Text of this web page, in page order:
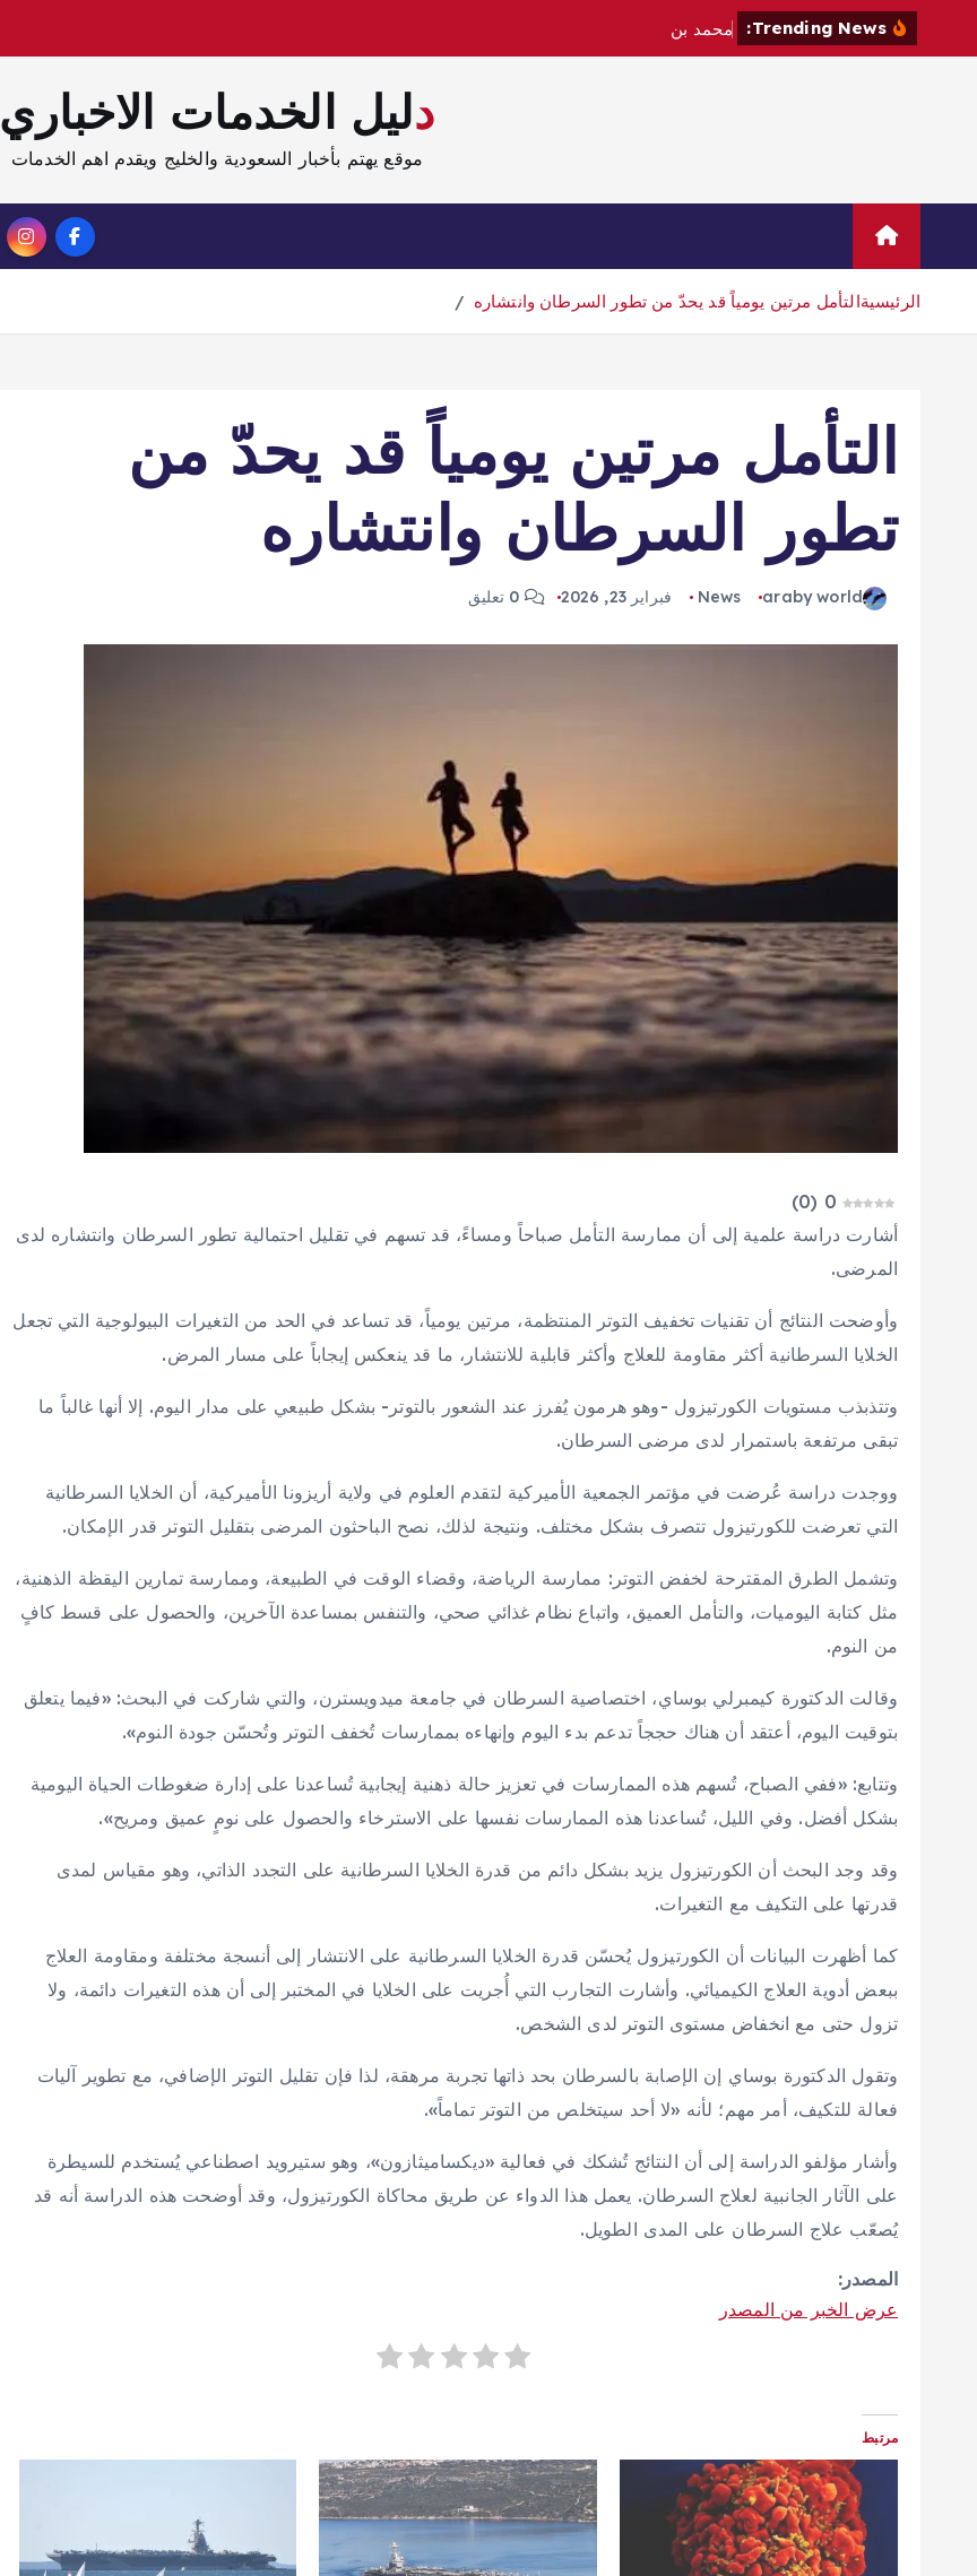
محمد بن
دليل الخدمات الاخباري
موقع يهتم بأخبار السعودية والخليج ويقدم اهم الخدمات
الرئيسيةالتأمل مرتين يومياً قد يحدّ من تطور السرطان وانتشاره
التأمل مرتين يومياً قد يحدّ من
تطور السرطان وانتشاره
araby world
News فبراير 23, 2026
0
(
0
)
أشارت دراسة علمية إلى أن ممارسة التأمل صباحاً ومساءً، قد تسهم في تقليل احتمالية تطور السرطان وانتشاره لدى
المرضى.
وأوضحت النتائج أن تقنيات تخفيف التوتر المنتظمة، مرتين يومياً، قد تساعد في الحد من التغيرات البيولوجية التي تجعل
الخلايا السرطانية أكثر مقاومة للعلاج وأكثر قابلية للانتشار، ما قد ينعكس إيجاباً على مسار المرض.
وتتذبذب مستويات الكورتيزول -وهو هرمون يُفرز عند الشعور بالتوتر- بشكل طبيعي على مدار اليوم. إلا أنها غالباً ما
تبقى مرتفعة باستمرار لدى مرضى السرطان.
ووجدت دراسة عُرضت في مؤتمر الجمعية الأميركية لتقدم العلوم في ولاية أريزونا الأميركية، أن الخلايا السرطانية
التي تعرضت للكورتيزول تتصرف بشكل مختلف. ونتيجة لذلك، نصح الباحثون المرضى بتقليل التوتر قدر الإمكان.
وتشمل الطرق المقترحة لخفض التوتر: ممارسة الرياضة، وقضاء الوقت في الطبيعة، وممارسة تمارين اليقظة الذهنية،
مثل كتابة اليوميات، والتأمل العميق، واتباع نظام غذائي صحي، والتنفس بمساعدة الآخرين، والحصول على قسط كافٍ
من النوم.
وقالت الدكتورة كيمبرلي بوساي، اختصاصية السرطان في جامعة ميدويسترن، والتي شاركت في البحث: «فيما يتعلق
بتوقيت اليوم، أعتقد أن هناك حججاً تدعم بدء اليوم وإنهاءه بممارسات تُخفف التوتر وتُحسّن جودة النوم».
وتتابع: «ففي الصباح، تُسهم هذه الممارسات في تعزيز حالة ذهنية إيجابية تُساعدنا على إدارة ضغوطات الحياة اليومية
بشكل أفضل. وفي الليل، تُساعدنا هذه الممارسات نفسها على الاسترخاء والحصول على نومٍ عميق ومريح».
وقد وجد البحث أن الكورتيزول يزيد بشكل دائم من قدرة الخلايا السرطانية على التجدد الذاتي، وهو مقياس لمدى
قدرتها على التكيف مع التغيرات.
كما أظهرت البيانات أن الكورتيزول يُحسّن قدرة الخلايا السرطانية على الانتشار إلى أنسجة مختلفة ومقاومة العلاج
ببعض أدوية العلاج الكيميائي. وأشارت التجارب التي أُجريت على الخلايا في المختبر إلى أن هذه التغيرات دائمة، ولا
تزول حتى مع انخفاض مستوى التوتر لدى الشخص.
وتقول الدكتورة بوساي إن الإصابة بالسرطان بحد ذاتها تجربة مرهقة، لذا فإن تقليل التوتر الإضافي، مع تطوير آليات
فعالة للتكيف، أمر مهم؛ لأنه «لا أحد سيتخلص من التوتر تماماً».
وأشار مؤلفو الدراسة إلى أن النتائج تُشكك في فعالية «ديكساميثازون»، وهو ستيرويد اصطناعي يُستخدم للسيطرة
على الآثار الجانبية لعلاج السرطان. يعمل هذا الدواء عن طريق محاكاة الكورتيزول، وقد أوضحت هذه الدراسة أنه قد
يُصعّب علاج السرطان على المدى الطويل.
المصدر:
عرض الخبر من المصدر
مرتبط